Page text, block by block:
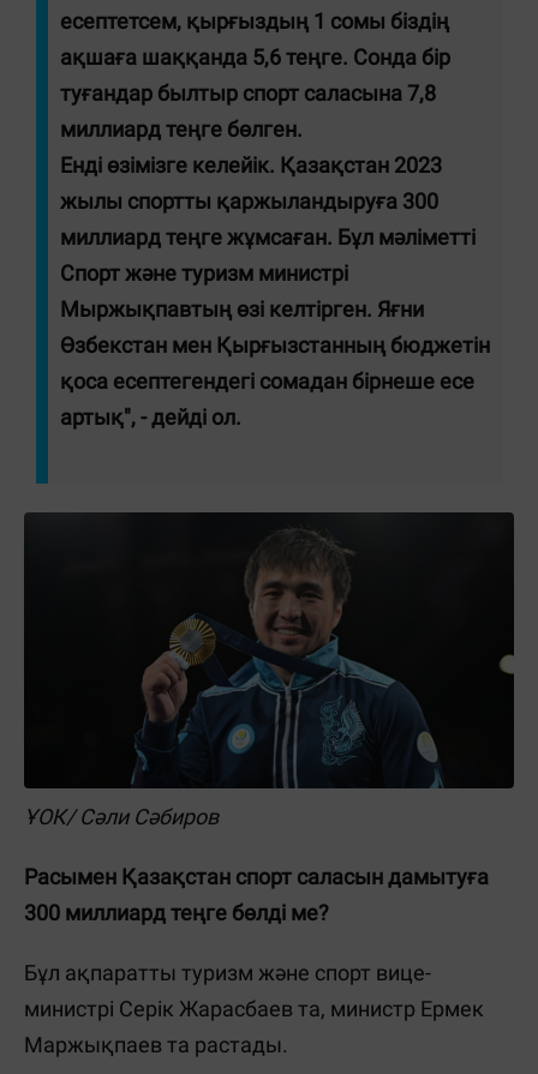
есептетсем, қырғыздың 1 сомы біздің
ақшаға шаққанда 5,6 теңге. Сонда бір
туғандар былтыр спорт саласына 7,8
миллиард теңге бөлген.
Енді өзімізге келейік. Қазақстан 2023
жылы спортты қаржыландыруға 300
миллиард теңге жұмсаған. Бұл мәліметті
Спорт және туризм министрі
Мыржықпавтың өзі келтірген. Яғни
Өзбекстан мен Қырғызстанның бюджетін
қоса есептегендегі сомадан бірнеше есе
артық", - дейді ол.
ҰОК/ Сәли Сәбиров
Расымен Қазақстан спорт саласын дамытуға
300 миллиард теңге бөлді ме?
Бұл ақпаратты туризм және спорт вице-
министрі Серік Жарасбаев та, министр Ермек
Маржықпаев та растады.